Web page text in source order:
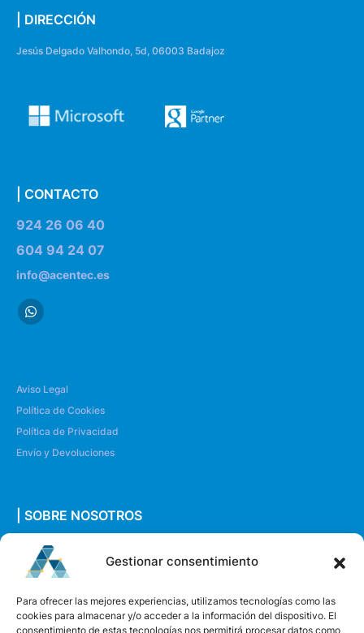
Gestionar consentimiento
Para ofrecer las mejores experiencias, utilizamos tecnologías como las
cookies para almacenar y/o acceder a la información del dispositivo. El
consentimiento de estas tecnologías nos permitirá procesar datos como
| DIRECCIÓN
Jesús Delgado Valhondo, 5d, 06003 Badajoz
| CONTACTO
924 26 06 40
604 94 24 07
info@acentec.es
Aviso Legal
Política de Cookies
Política de Privacidad
Envío y Devoluciones
| SOBRE NOSOTROS
Quiénes somos
Envíanos un mensaje